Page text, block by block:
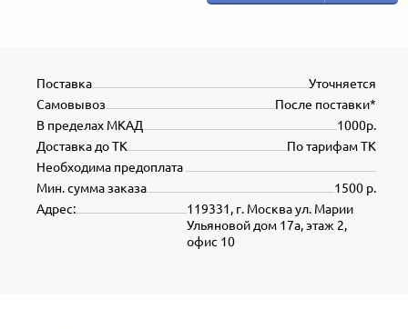
Уточняется
Поставка
После поставки*
Самовывоз
1000р.
В пределах МКАД
По тарифам ТК
Доставка до ТК
Необходима предоплата
1500 р.
Мин. сумма заказа
119331, г. Москва ул. Марии
Ульяновой дом 17а, этаж 2,
офис 10
Адрес: